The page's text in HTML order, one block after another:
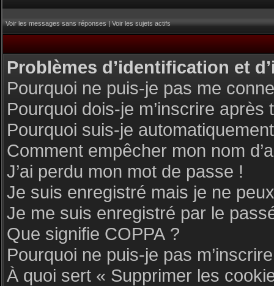
Voir les messages sans réponses|Voir les sujets actifs
Problèmes d’identification et
Pourquoi ne puis-je pas me
Pourquoi dois-je m’inscrire après
Pourquoi suis-je
Comment empêcher mon nom
J’ai perdu mon mot de passe !
Je suis enregistré mais je ne
Je me suis enregistré par le
Que signifie COPPA ?
Pourquoi ne puis-je pas
À quoi sert « Supprimer les